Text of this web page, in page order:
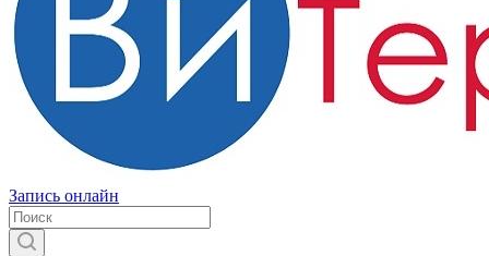
Запись онлайн